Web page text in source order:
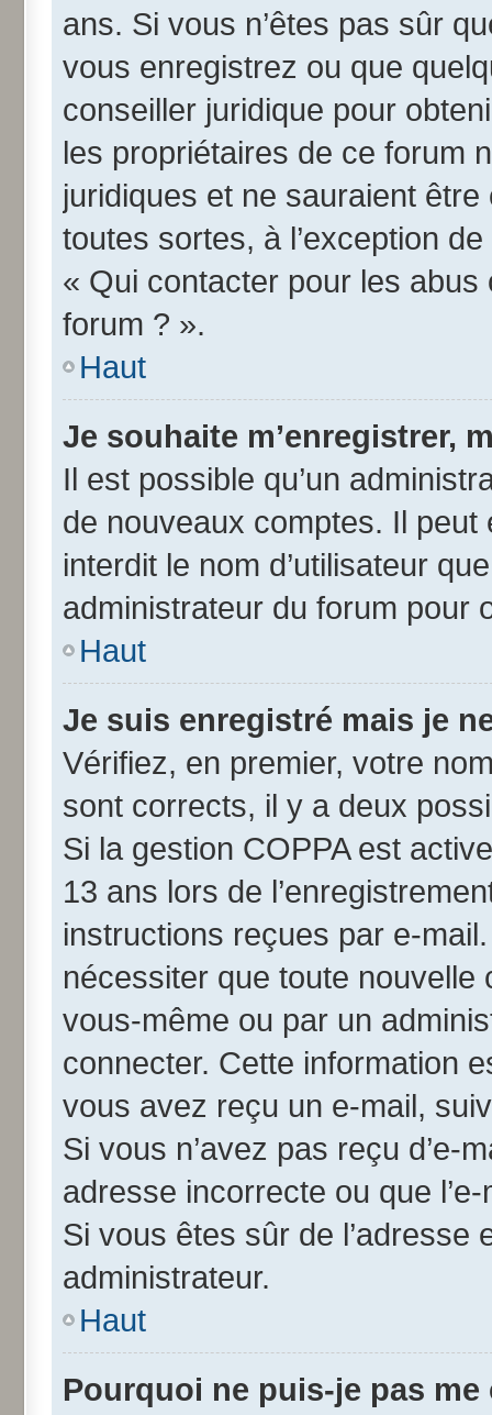
ans. Si vous n’êtes pas sûr
vous enregistrez ou que
conseiller juridique pour
les propriétaires de ce forum
juridiques et ne sauraient
toutes sortes, à l’exception
« Qui contacter pour les
forum ? ».
Haut
Je souhaite m’enregistrer,
Il est possible qu’un
de nouveaux comptes. Il
interdit le nom d’utilisateur
administrateur du forum pour
Haut
Je suis enregistré mais je
Vérifiez, en premier, votre
sont corrects, il y a deux
Si la gestion COPPA est
13 ans lors de
instructions reçues par e-
nécessiter que toute
vous-même ou par un
connecter. Cette information
vous avez reçu un e-mail,
Si vous n’avez pas reçu d’e-
adresse incorrecte ou que
Si vous êtes sûr de l’adresse
administrateur.
Haut
Pourquoi ne puis-je pas